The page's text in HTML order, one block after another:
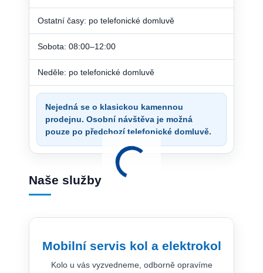
Ostatní časy: po telefonické domluvě
Sobota: 08:00–12:00
Neděle: po telefonické domluvě
Nejedná se o klasickou kamennou
prodejnu. Osobní návštěva je možná
pouze po předchozí telefonické domluvě.
Naše služby
Mobilní servis kol a elektrokol
Kolo u vás vyzvedneme, odborně opravíme